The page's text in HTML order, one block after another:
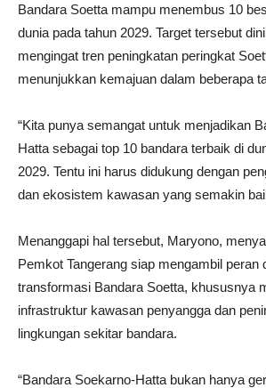
Bandara Soetta mampu menembus 10
dunia pada tahun 2029. Target tersebut
mengingat tren peningkatan peringkat
menunjukkan kemajuan dalam beberapa
“Kita punya semangat untuk menjadikan
Hatta sebagai top 10 bandara terbaik di
2029. Tentu ini harus didukung dengan
dan ekosistem kawasan yang semakin
Menanggapi hal tersebut, Maryono,
Pemkot Tangerang siap mengambil peran
transformasi Bandara Soetta, khususnya
infrastruktur kawasan penyangga dan
lingkungan sekitar bandara.
“Bandara Soekarno-Hatta bukan hanya